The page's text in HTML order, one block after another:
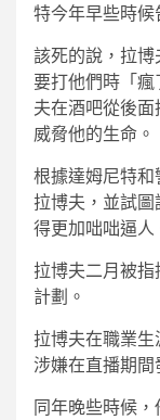
特今年早些時候
該死的說，拉
要打他們時「
夫在酒吧從後
威脅他的生命。
根據達姆尼特
拉博夫，並試
得更加咄咄逼人
拉博夫二月被
計劃。
拉博夫在職業生
涉嫌在直播期間
同年晚些時候